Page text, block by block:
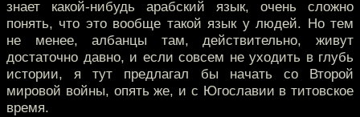
знает какой-нибудь арабский язык, очень сложно
понять, что это вообще такой язык у людей. Но тем
не менее, албанцы там, действительно, живут
достаточно давно, и если совсем не уходить в глубь
истории, я тут предлагал бы начать со Второй
мировой войны, опять же, и с Югославии в титовское
время.